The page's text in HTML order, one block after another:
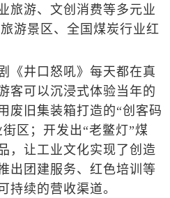
旅游、文创消费等多元业
游景区、全国煤炭行业红
井口怒吼》每天都在真
客可以沉浸式体验当年的
废旧集装箱打造的“创客码
区；开发出“老鳖灯”煤
，让工业文化实现了创造
出团建服务、红色培训等
持续的营收渠道。